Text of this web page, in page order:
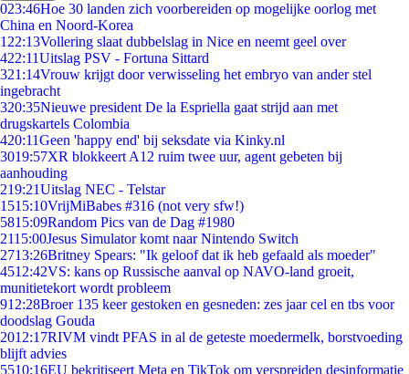
023:46Hoe 30 landen zich voorbereiden op mogelijke oorlog met
China en Noord-Korea
1 22:13Vollering slaat dubbelslag in Nice en neemt geel over
422:11Uitslag PSV - Fortuna Sittard
321:14Vrouw krijgt door verwisseling het embryo van ander stel
ingebracht
320:35Nieuwe president De la Espriella gaat strijd aan met
drugskartels Colombia
420:11Geen 'happy end' bij seksdate via Kinky.nl
3019:57XR blokkeert A12 ruim twee uur, agent gebeten bij
aanhouding
219:21Uitslag NEC - Telstar
1515:10VrijMiBabes #316 (not very sfw!)
5815:09Random Pics van de Dag #1980
2115:00Jesus Simulator komt naar Nintendo Switch
2713:26Britney Spears: "Ik geloof dat ik heb gefaald als moeder"
4512:42VS: kans op Russische aanval op NAVO-land groeit,
munitietekort wordt probleem
912:28Broer 135 keer gestoken en gesneden: zes jaar cel en tbs voor
doodslag Gouda
2012:17RIVM vindt PFAS in al de geteste moedermelk, borstvoeding
blijft advies
5510:16EU bekritiseert Meta en TikTok om verspreiden desinformatie